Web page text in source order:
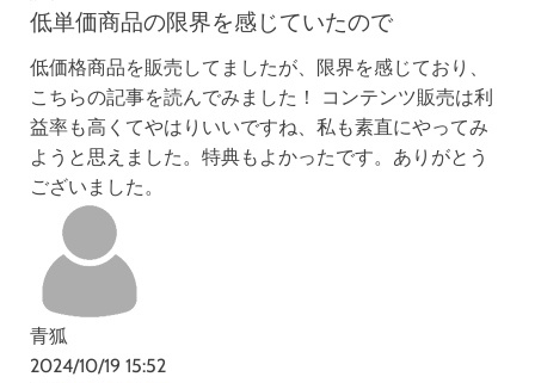
低単価商品の限界を感じていたので
低価格商品を販売してましたが、限界を感じており、
こちらの記事を読んでみました！ コンテンツ販売は利
益率も高くてやはりいいですね、私も素直にやってみ
ようと思えました。特典もよかったです。ありがとう
ございました。
青狐
2024/10/19 15:52